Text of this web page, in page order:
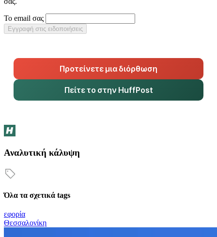
Το email σας
Εγγραφή στις ειδοποιήσεις
Προτείνετε μια διόρθωση
Πείτε το στην HuffPost
Αναλυτική κάλυψη
Όλα τα σχετικά tags
εφορία
Θεσσαλονίκη